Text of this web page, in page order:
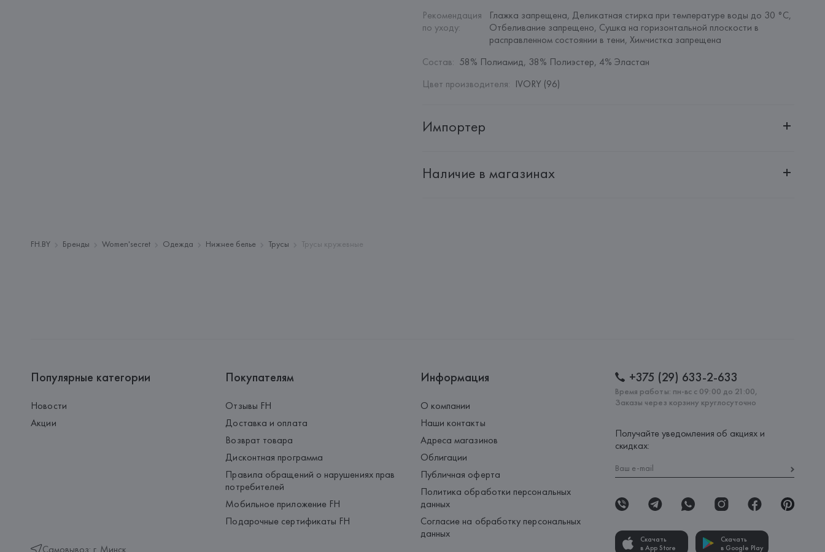
Рекомендация
по уходу:
Глажка запрещена, Деликатная стирка при температуре воды до 30 °C,
Отбеливание запрещено, Сушка на горизонтальной плоскости в
расправленном состоянии в тени, Химчистка запрещена
Состав: 58% Полиамид, 38% Полиэстер, 4% Эластан
Цвет производителя: IVORY (96)
Импортер
Адрес: Республика Беларусь, 220030, г. Минск, ул. Немига, 5, пом. 39
Наличие в магазинах
FH.BY Бренды Women'secret Одежда Нижнее белье Трусы Трусы кружевные
Популярные категории
Новости
Акции
Самовывоз: г. Минск
Покупателям
Отзывы FH
Доставка и оплата
Возврат товара
Дисконтная программа
Правила обращений о нарушениях прав
потребителей
Мобильное приложение FH
Подарочные сертификаты FH
Информация
О компании
Наши контакты
Адреса магазинов
Облигации
Публичная оферта
Политика обработки персональных
данных
Согласие на обработку персональных
данных
+375 (29) 633-2-633
Время работы: пн-вс с 09:00 до 21:00,
Заказы через корзину круглосуточно
Получайте уведомления об акциях и
скидках:
Скачать
в App Store
Скачать
в Google Play